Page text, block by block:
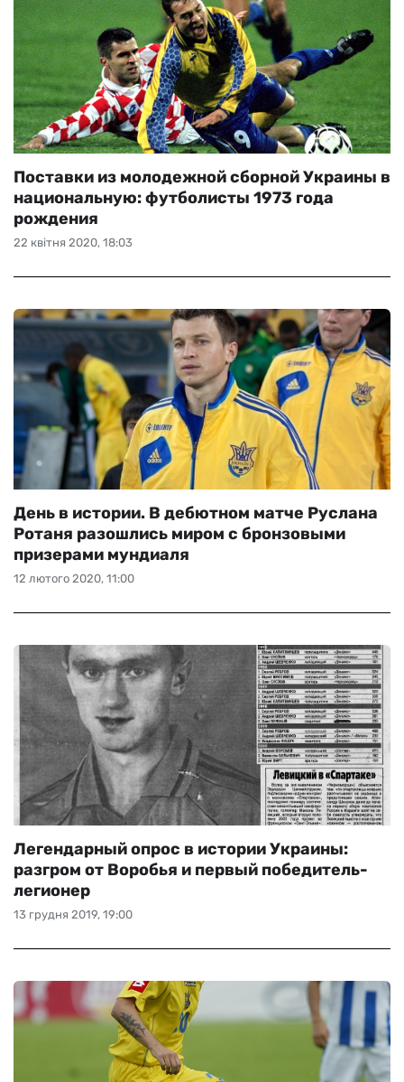
22 квітня 2020, 18:03
Поставки из молодежной сборной Украины в
национальную: футболисты 1973 года
рождения
12 лютого 2020, 11:00
День в истории. В дебютном матче Руслана
Ротаня разошлись миром с бронзовыми
призерами мундиаля
13 грудня 2019, 19:00
Легендарный опрос в истории Украины:
разгром от Воробья и первый победитель-
легионер